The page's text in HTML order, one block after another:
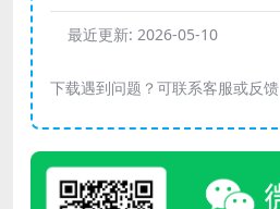
最近更新: 2026-05-10
下载遇到问题？可联系客服或反馈